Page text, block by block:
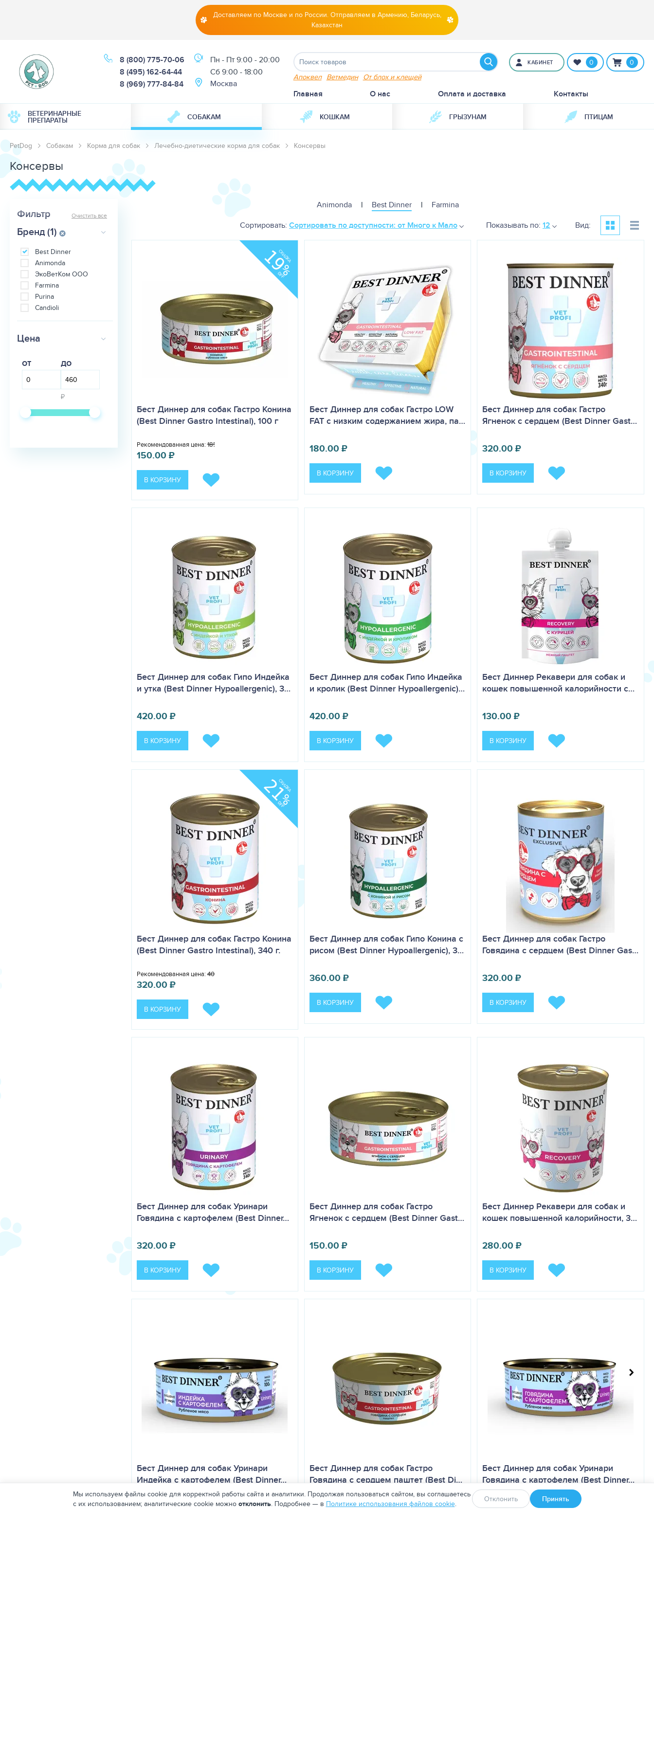
Доставляем по Москве и по России. Отправляем в Армению, Беларусь,
Казахстан
8 (800) 775-70-06
8 (495) 162-64-44
8 (969) 777-84-84
Пн - Пт 9:00 - 20:00
Cб 9:00 - 18:00
Москва
Апоквел Ветмедин От блох и клещей
КАБИНЕТ 0 0
Главная О нас Оплата и доставка Контакты
ВЕТЕРИНАРНЫЕ
ПРЕПАРАТЫ СОБАКАМ КОШКАМ ГРЫЗУНАМ ПТИЦАМ
PetDog Собакам Корма для собак Лечебно-диетические корма для собак Консервы
Консервы
Фильтр Очистить все
Бренд (1)
Best Dinner
Animonda
ЭкоВетКом ООО
Farmina
Purina
Candioli
Цена
от
до
₽
Animonda | Best Dinner |
Farmina
Сортировать: Сортировать по доступности: от Много к Мало Показывать по: 12 Вид:
СКИДКА
19
%
OFF
Бест Диннер для собак Гастро Конина
(Best Dinner Gastro Intestinal), 100 г
Рекомендованная цена: 185.00
150.00₽
В КОРЗИНУ
Бест Диннер для собак Гастро LOW
FAT с низким содержанием жира, па…
180.00₽
В КОРЗИНУ
Бест Диннер для собак Гастро
Ягненок с сердцем (Best Dinner Gast…
320.00₽
В КОРЗИНУ
Бест Диннер для собак Гипо Индейка
и утка (Best Dinner Hypoallergenic), 3…
420.00₽
В КОРЗИНУ
Бест Диннер для собак Гипо Индейка
и кролик (Best Dinner Hypoallergenic)…
420.00₽
В КОРЗИНУ
Бест Диннер Рекавери для собак и
кошек повышенной калорийности с…
130.00₽
В КОРЗИНУ
СКИДКА
21
%
OFF
Бест Диннер для собак Гастро Конина
(Best Dinner Gastro Intestinal), 340 г.
Рекомендованная цена: 403.00
320.00₽
В КОРЗИНУ
Бест Диннер для собак Гипо Конина с
рисом (Best Dinner Hypoallergenic), 3…
360.00₽
В КОРЗИНУ
Бест Диннер для собак Гастро
Говядина с сердцем (Best Dinner Gas…
320.00₽
В КОРЗИНУ
Бест Диннер для собак Уринари
Говядина с картофелем (Best Dinner…
320.00₽
В КОРЗИНУ
Бест Диннер для собак Гастро
Ягненок с сердцем (Best Dinner Gast…
150.00₽
В КОРЗИНУ
Бест Диннер Рекавери для собак и
кошек повышенной калорийности, 3…
280.00₽
В КОРЗИНУ
Бест Диннер для собак Уринари
Индейка с картофелем (Best Dinner…
150.00₽
Бест Диннер для собак Гастро
Говядина с сердцем паштет (Best Di…
150.00₽
Бест Диннер для собак Уринари
Говядина с картофелем (Best Dinner…
150.00₽
Мы используем файлы cookie для корректной работы сайта и аналитики. Продолжая пользоваться сайтом, вы соглашаетесь
с их использованием; аналитические cookie можно отклонить. Подробнее — в Политике использования файлов cookie. Отклонить Принять